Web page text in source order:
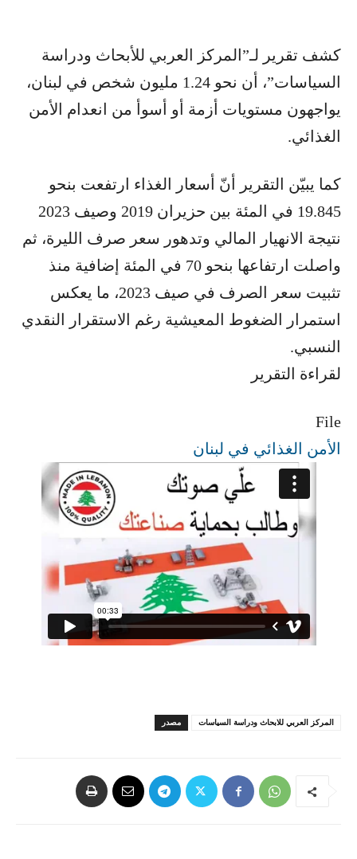
كشف تقرير لـ”المركز العربي للأبحاث ودراسة
السياسات”، أن نحو 1.24 مليون شخص في لبنان،
يواجهون مستويات أزمة أو أسوأ من انعدام الأمن
الغذائي.
كما يبيّن التقرير أنّ أسعار الغذاء ارتفعت بنحو
19.845 في المئة بين حزيران 2019 وصيف 2023
نتيجة الانهيار المالي وتدهور سعر صرف الليرة، ثم
واصلت ارتفاعها بنحو 70 في المئة إضافية منذ
تثبيت سعر الصرف في صيف 2023، ما يعكس
استمرار الضغوط المعيشية رغم الاستقرار النقدي
النسبي.
لقراءة التقرير
File
الأمن الغذائي في لبنان
مصدر المركز العربي للابحاث ودراسة السياسات